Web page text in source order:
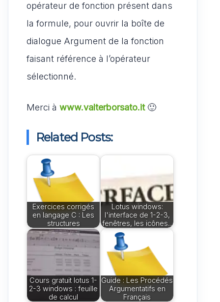
opérateur de fonction présent dans
la formule, pour ouvrir la boîte de
dialogue Argument de la fonction
faisant référence à l’opérateur
sélectionné.
Merci à www.valterborsato.it🙂
Related Posts:
Exercices corrigés
en langage C : Les
structures
Lotus windows:
l'interface de 1-2-3,
fenêtres, les icônes...
Cours gratuit lotus 1-
2-3 windows : feuille
de calcul
Guide : Les Procédés
Argumentatifs en
Français